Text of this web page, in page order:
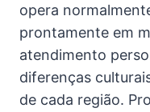
opera
prontamente em
atendimento
diferenças
de cada região.